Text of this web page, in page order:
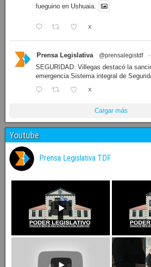
fueguino en Ushuaia.
X
Prensa Legislativa @prensalegistdf ·
SEGURIDAD: Villegas destacó la
emergencia Sistema integral de
X
Cargar más
Youtube
Prensa Legislativa TDF